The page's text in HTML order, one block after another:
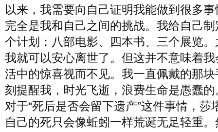
以来，我需要向自己证明我能做到很多
完全是我和自己之间的挑战。我给自己
个计划：八部电影、四本书、三个展览
我就可以安心离世了。但这并不意味着
活中的惊喜视而不见。我一直佩戴的那
刻提醒我，时光飞逝，浪费生命是愚蠢的
对于“死后是否会留下遗产”这件事情，莎
自己的死只会像蚯蚓一样荒诞无足轻重